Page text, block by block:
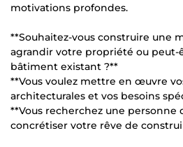
motivations profondes.
**Souhaitez-vous construire une
agrandir votre propriété ou peut-
bâtiment existant ?**
**Vous voulez mettre en œuvre
architecturales et vos besoins
**Vous recherchez une personne
concrétiser votre rêve de